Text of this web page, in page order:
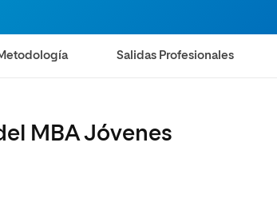
Salidas Profesionales
MBA Jóvenes